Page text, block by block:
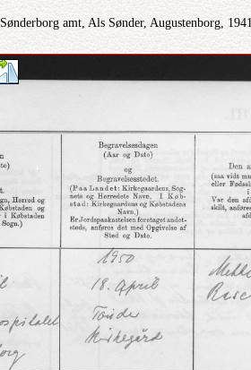
Sønderborg amt, Als Sønder, Augustenborg,